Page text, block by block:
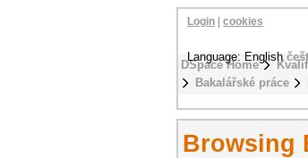
DSpace Home
Bakalářské práce
Login cookies
Language: English
Browsing